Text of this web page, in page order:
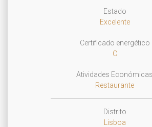
Estado
Excelente
Certificado energético
C
Atividades Económicas
Restaurante
Distrito
Lisboa